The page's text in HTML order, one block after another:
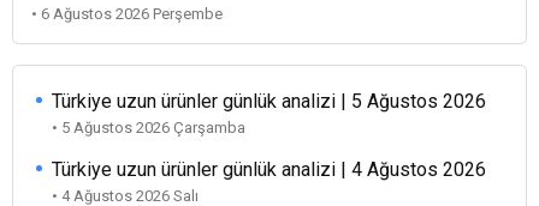
• 6 Ağustos 2026 Perşembe
Türkiye uzun ürünler günlük analizi | 5 Ağustos 2026
• 5 Ağustos 2026 Çarşamba
Türkiye uzun ürünler günlük analizi | 4 Ağustos 2026
• 4 Ağustos 2026 Salı